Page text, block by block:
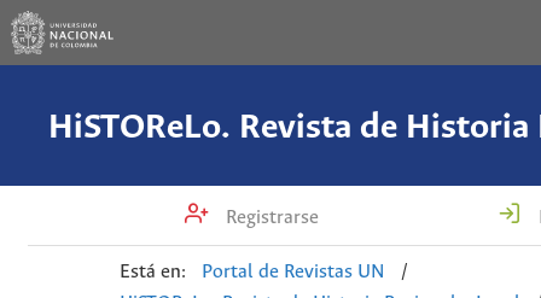
Registrarse
Está en: Portal de Revistas UN
/